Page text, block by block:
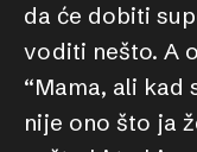
da će dobiti
voditi nešto. A
“Mama, ali kad
nije ono što ja